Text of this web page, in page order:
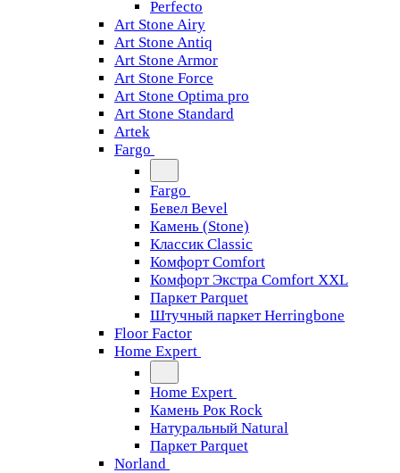
Perfecto
Art Stone Airy
Art Stone Antiq
Art Stone Armor
Art Stone Force
Art Stone Optima pro
Art Stone Standard
Artek
Fargo
Fargo
Бевел Bevel
Камень (Stone)
Классик Classic
Комфорт Comfort
Комфорт Экстра Comfort XXL
Паркет Parquet
Штучный паркет Herringbone
Floor Factor
Home Expert
Home Expert
Камень Рок Rock
Натуральный Natural
Паркет Parquet
Norland